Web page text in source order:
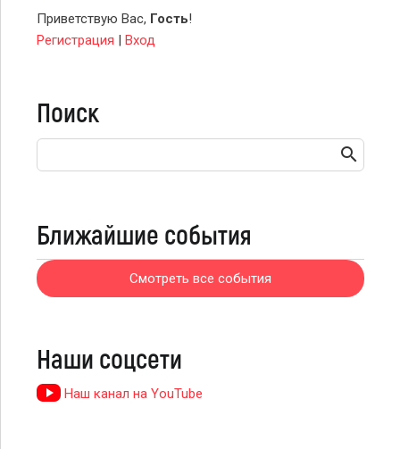
Приветствую Вас, Гость!
Регистрация | Вход
Поиск
Ближайшие события
Смотреть все события
Наши соцсети
Наш канал на YouTube